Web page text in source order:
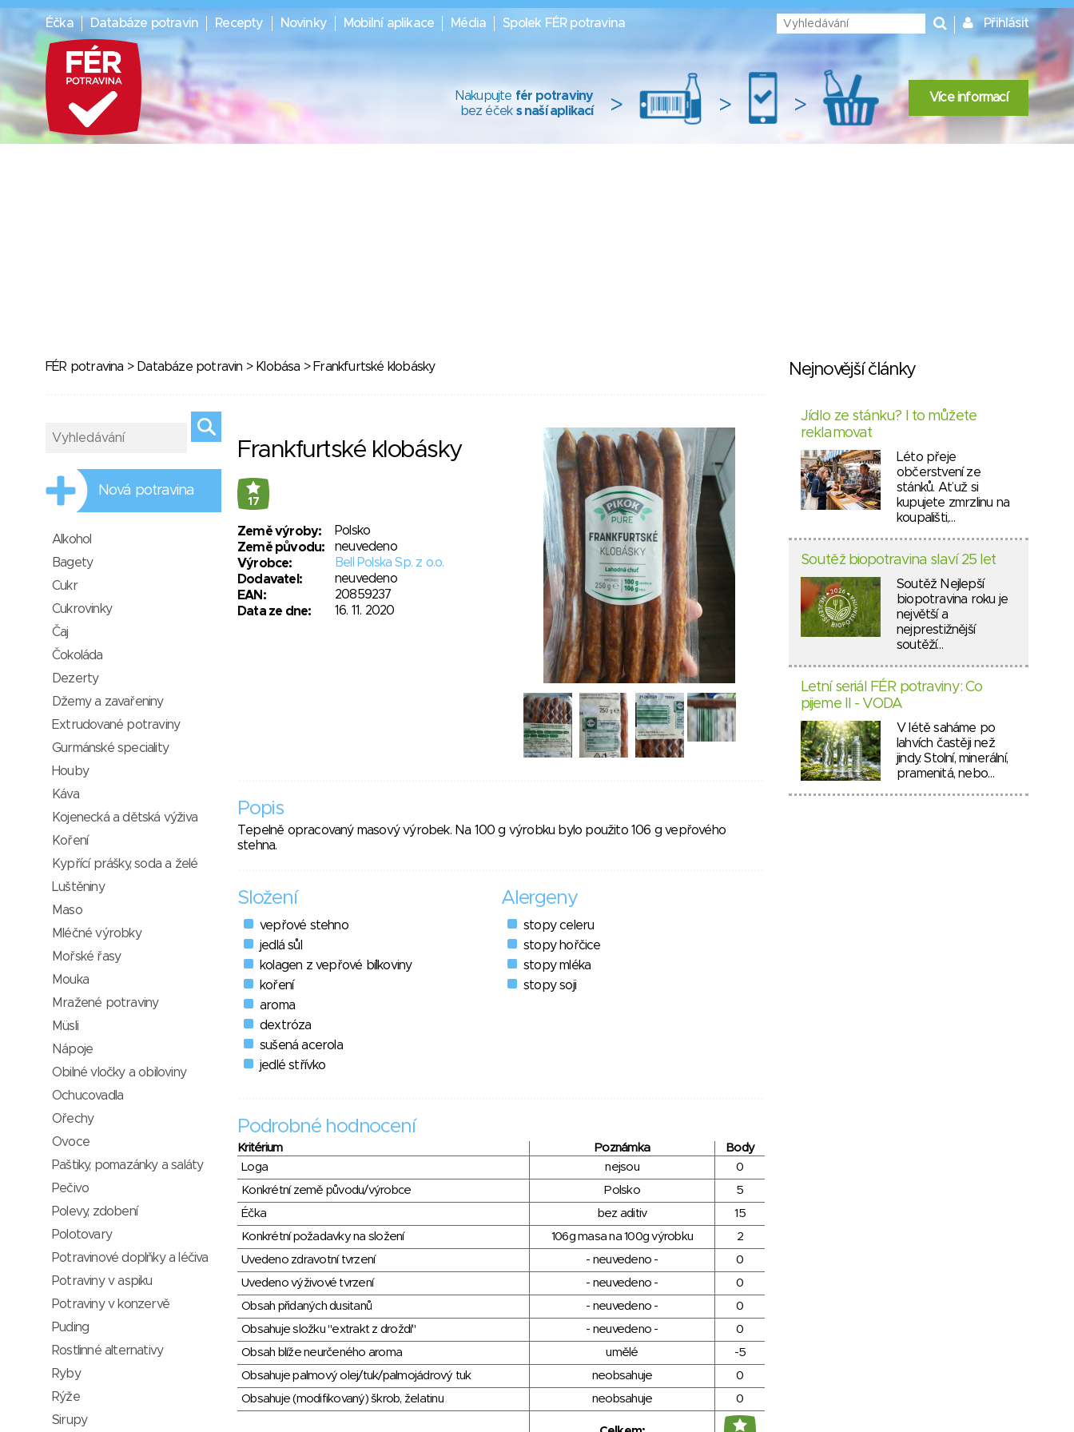
Éčka Databáze potravin Recepty Novinky Mobilní aplikace Média Spolek FÉR potravina Přihlásit
Nakupujte fér potraviny
bez éček s naší aplikací > > > Více informací
FÉR potravina > Databáze potravin > Klobása > Frankfurtské klobásky
Frankfurtské klobásky
17
Země výroby:
Polsko
Země původu:
neuvedeno
Výrobce:
Bell Polska Sp. z o.o.
Dodavatel:
neuvedeno
EAN:
20859237
Data ze dne:
16. 11. 2020
Popis
Tepelně opracovaný masový výrobek. Na 100 g výrobku bylo použito 106 g vepřového
stehna.
Složení
vepřové stehno
jedlá sůl
kolagen z vepřové bílkoviny
koření
aroma
dextróza
sušená acerola
jedlé střívko
Alergeny
stopy celeru
stopy hořčice
stopy mléka
stopy soji
Podrobné hodnocení
Kritérium Poznámka
Body
Loga
nejsou
0
Konkrétní země původu/výrobce
Polsko
5
Éčka
bez aditiv
15
Konkrétní požadavky na složení
106g masa na 100g výrobku
2
Uvedeno zdravotní tvrzení
- neuvedeno -
0
Uvedeno výživové tvrzení
- neuvedeno -
0
Obsah přidaných dusitanů
- neuvedeno -
0
Obsahuje složku "extrakt z droždí"
- neuvedeno -
0
Obsah blíže neurčeného aroma
umělé
-5
Obsahuje palmový olej/tuk/palmojádrový tuk
neobsahuje
0
Obsahuje (modifikovaný) škrob, želatinu
neobsahuje 0
Nová potravina
Alkohol
Bagety
Cukr
Cukrovinky
Čaj
Čokoláda
Dezerty
Džemy a zavařeniny
Extrudované potraviny
Gurmánské speciality
Houby
Káva
Kojenecká a dětská výživa
Koření
Kypřící prášky, soda a želé
Luštěniny
Maso
Mléčné výrobky
Mořské řasy
Mouka
Mražené potraviny
Müsli
Nápoje
Obilné vločky a obiloviny
Ochucovadla
Ořechy
Ovoce
Paštiky, pomazánky a saláty
Pečivo
Polevy, zdobení
Polotovary
Potravinové doplňky a léčiva
Potraviny v aspiku
Potraviny v konzervě
Puding
Rostlinné alternativy
Ryby
Rýže
Sirupy
Nejnovější články
Jídlo ze stánku? I to můžete
reklamovat
Léto přeje
občerstvení ze
stánků. Ať už si
kupujete zmrzlinu na
koupališti,…
Soutěž biopotravina slaví 25 let
Soutěž Nejlepší
biopotravina roku je
největší a
nejprestižnější
soutěží…
Letní seriál FÉR potraviny: Co
pijeme II - VODA
V létě saháme po
lahvích častěji než
jindy. Stolní, minerální,
pramenitá, nebo…